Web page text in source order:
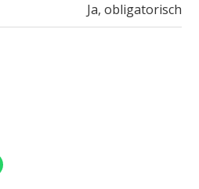
Ja, obligatorisch